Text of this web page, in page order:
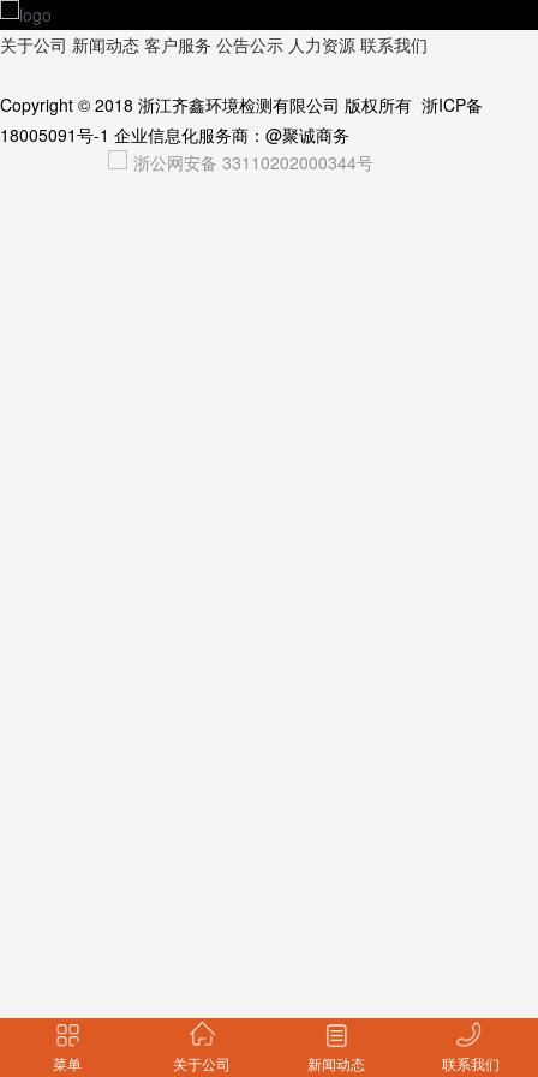
关于公司 新闻动态 客户服务 公告公示 人力资源 联系我们
Copyright © 2018 浙江齐鑫环境检测有限公司 版权所有 浙ICP备
18005091号-1 企业信息化服务商： @聚诚商务
浙公网安备 33110202000344号
菜单 关于公司 新闻动态 联系我们